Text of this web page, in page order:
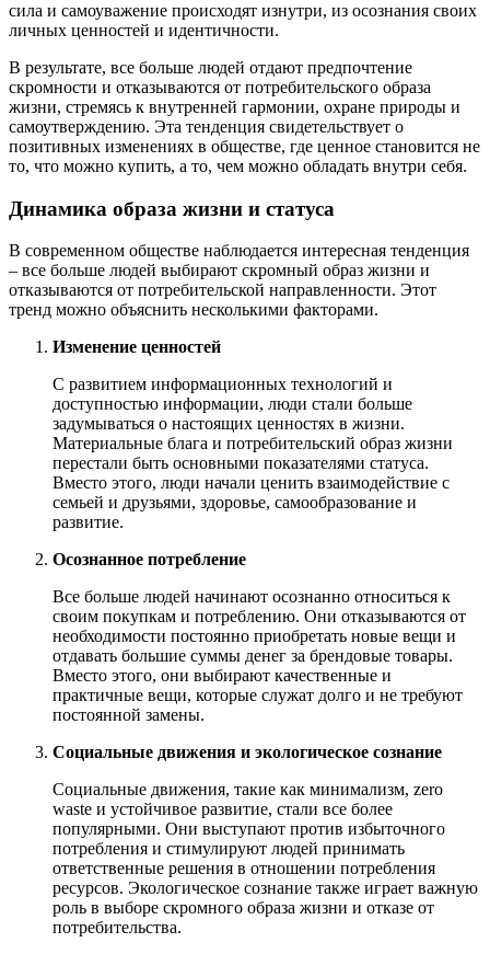
сила и самоуважение происходят изнутри, из осознания своих
личных ценностей и идентичности.
В результате, все больше людей отдают предпочтение
скромности и отказываются от потребительского образа
жизни, стремясь к внутренней гармонии, охране природы и
самоутверждению. Эта тенденция свидетельствует о
позитивных изменениях в обществе, где ценное становится не
то, что можно купить, а то, чем можно обладать внутри себя.
Динамика образа жизни и статуса
В современном обществе наблюдается интересная тенденция
– все больше людей выбирают скромный образ жизни и
отказываются от потребительской направленности. Этот
тренд можно объяснить несколькими факторами.
Изменение ценностей
С развитием информационных технологий и
доступностью информации, люди стали больше
задумываться о настоящих ценностях в жизни.
Материальные блага и потребительский образ жизни
перестали быть основными показателями статуса.
Вместо этого, люди начали ценить взаимодействие с
семьей и друзьями, здоровье, самообразование и
развитие.
Осознанное потребление
Все больше людей начинают осознанно относиться к
своим покупкам и потреблению. Они отказываются от
необходимости постоянно приобретать новые вещи и
отдавать большие суммы денег за брендовые товары.
Вместо этого, они выбирают качественные и
практичные вещи, которые служат долго и не требуют
постоянной замены.
Социальные движения и экологическое сознание
Социальные движения, такие как минимализм, zero
waste и устойчивое развитие, стали все более
популярными. Они выступают против избыточного
потребления и стимулируют людей принимать
ответственные решения в отношении потребления
ресурсов. Экологическое сознание также играет важную
роль в выборе скромного образа жизни и отказе от
потребительства.